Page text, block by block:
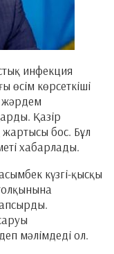
инфекция
өсім көрсеткіші
жәрдем
Қазір
бос. Бұл
хабарлады.
күзгі-қысқы
мәлімдеді ол.